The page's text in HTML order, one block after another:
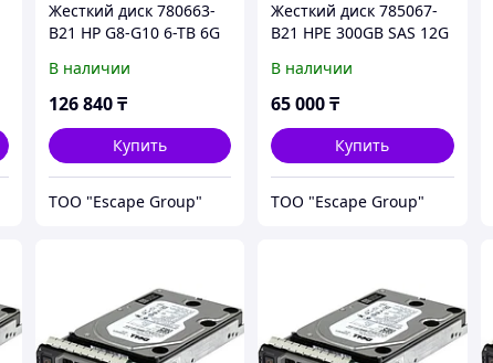
Жесткий диск 780663-
B21 HP G8-G10 6-TB 6G
В наличии
126 840₸
Купить
ТОО "Escape Group"
Жесткий диск 785067-
B21 HPE 300GB SAS 12G
В наличии
65 000₸
Купить
ТОО "Escape Group"